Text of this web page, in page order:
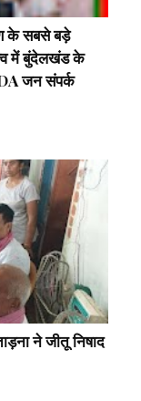
के सबसे बड़े
में बुंदेलखंड के
जन संपर्क
ने जीतू निषाद